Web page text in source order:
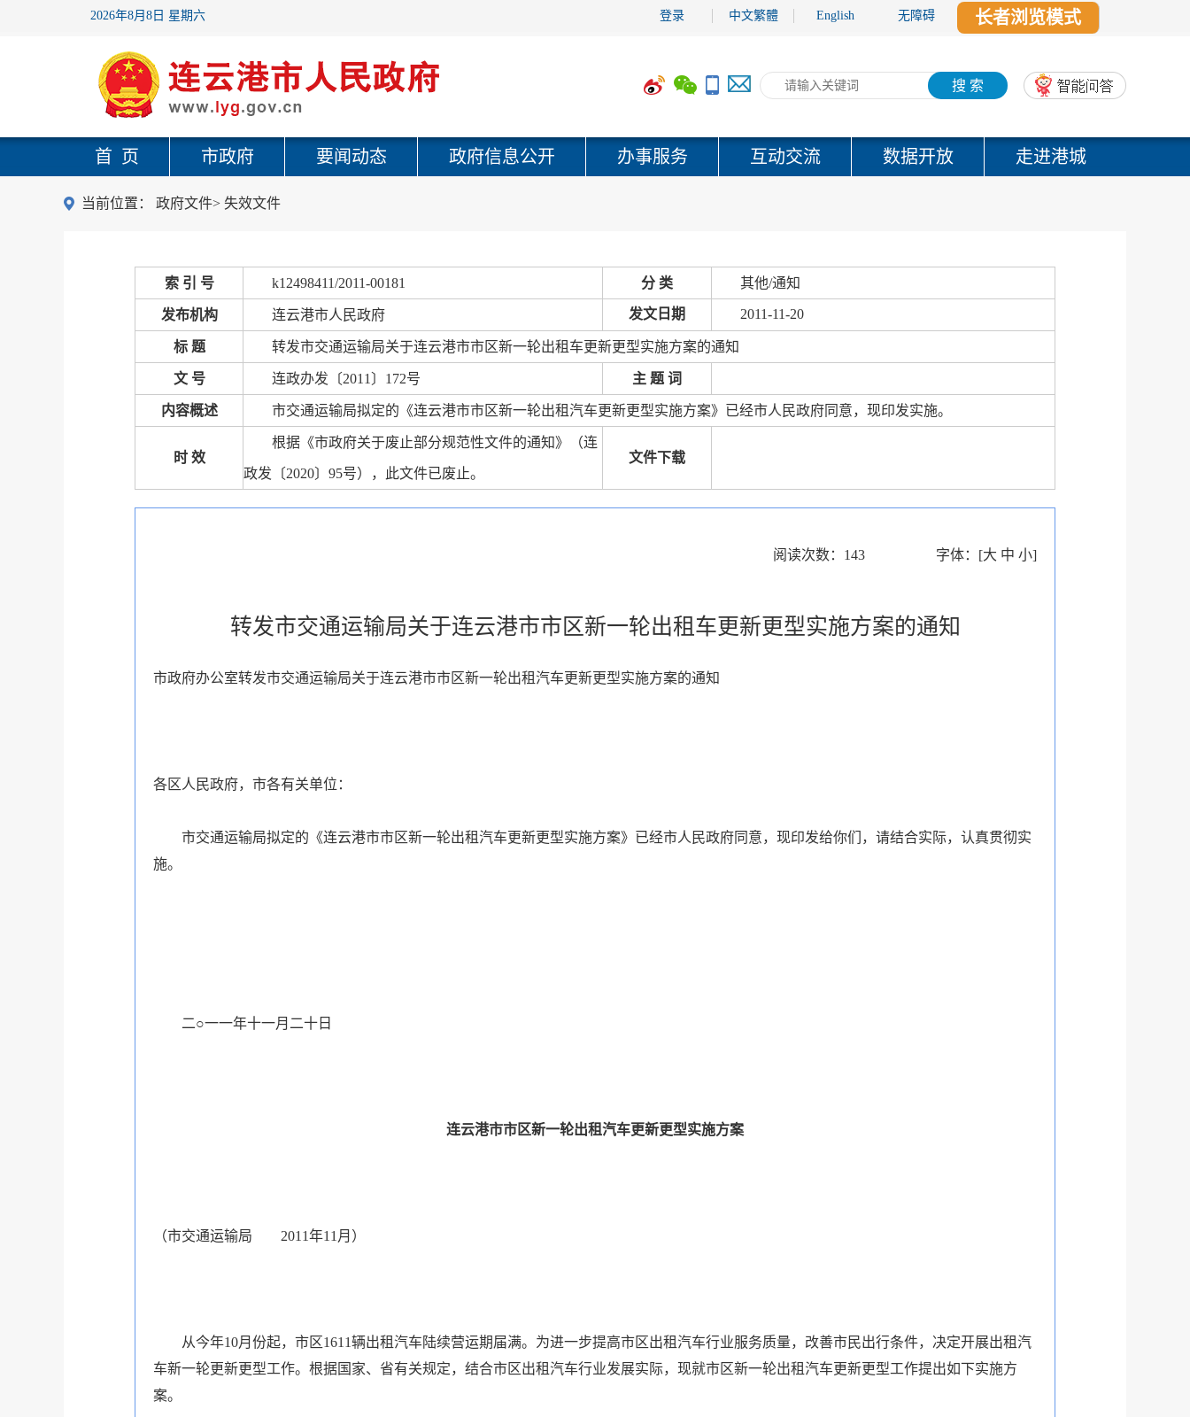
2026年8月8日 星期六 登录 中文繁體 English 无障碍 长者浏览模式
搜 索
首 页 市政府 要闻动态 政府信息公开 办事服务 互动交流 数据开放 走进港城
当前位置： 政府文件> 失效文件
索 引 号 k12498411/2011-00181 分 类 其他/通知
发布机构 连云港市人民政府 发文日期 2011-11-20
标 题 转发市交通运输局关于连云港市市区新一轮出租车更新更型实施方案的通知
文 号 连政办发〔2011〕172号 主 题 词
内容概述 市交通运输局拟定的《连云港市市区新一轮出租汽车更新更型实施方案》已经市人民政府同意，现印发实施。
时 效
根据《市政府关于废止部分规范性文件的通知》（连
政发〔2020〕95号），此文件已废止。
文件下载
阅读次数： 143 字体： [大 中 小]
转发市交通运输局关于连云港市市区新一轮出租车更新更型实施方案的通知
市政府办公室转发市交通运输局关于连云港市市区新一轮出租汽车更新更型实施方案的通知
各区人民政府，市各有关单位：
市交通运输局拟定的《连云港市市区新一轮出租汽车更新更型实施方案》已经市人民政府同意，现印发给你们，请结合实际，认真贯彻实
施。
二○一一年十一月二十日
连云港市市区新一轮出租汽车更新更型实施方案
（市交通运输局 2011年11月）
从今年10月份起，市区1611辆出租汽车陆续营运期届满。为进一步提高市区出租汽车行业服务质量，改善市民出行条件，决定开展出租汽
车新一轮更新更型工作。根据国家、省有关规定，结合市区出租汽车行业发展实际，现就市区新一轮出租汽车更新更型工作提出如下实施方
案。